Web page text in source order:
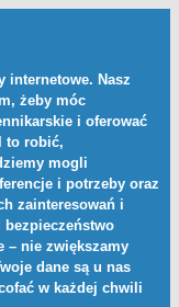
internetowe. Nasz
żeby móc
i oferować
to robić,
mogli
i potrzeby oraz
zainteresowań i
bezpieczeństwo
– nie zwiększamy
dane są u nas
w każdej chwili